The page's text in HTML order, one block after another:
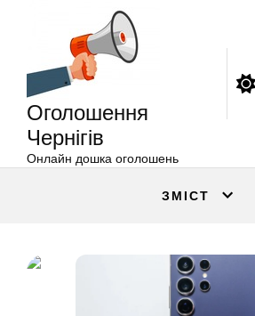
Оголошення
Чернігів
Онлайн дошка оголошень
ЗМІСТ